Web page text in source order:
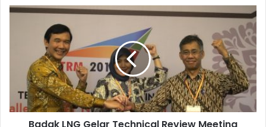
Badak
Review
Meeting
Tahun
2018